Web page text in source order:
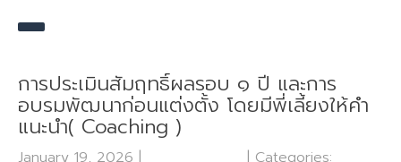
การประเมินสัมฤทธิ์ผลรอบ ๑ ปี และการ
อบรมพัฒนาก่อนแต่งตั้ง โดยมีพี่เลี้ยงให้คำ
แนะนำ( Coaching )